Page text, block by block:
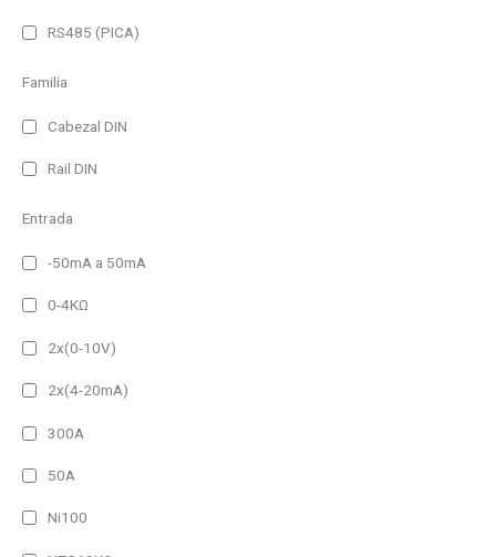
Permanente
100 lm
150 lm
200 lm
650 lm
750 lm
RS485 (PICA)
Familia
Cabezal DIN
Rail DIN
Entrada
-50mA a 50mA
0-4KΩ
2x(0-10V)
2x(4-20mA)
300A
50A
Ni100